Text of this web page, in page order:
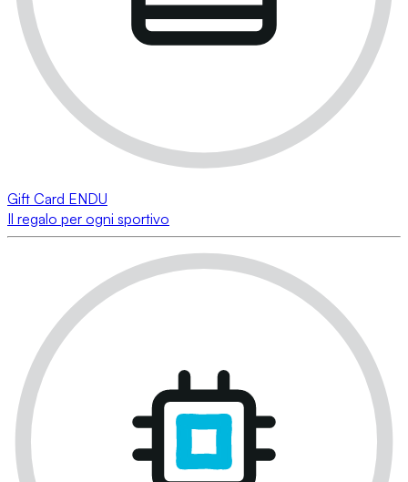
Gift Card ENDU
Il regalo per ogni sportivo